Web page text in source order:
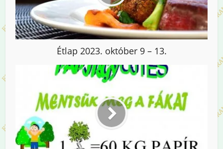
Étlap 2023. október 9 – 13.